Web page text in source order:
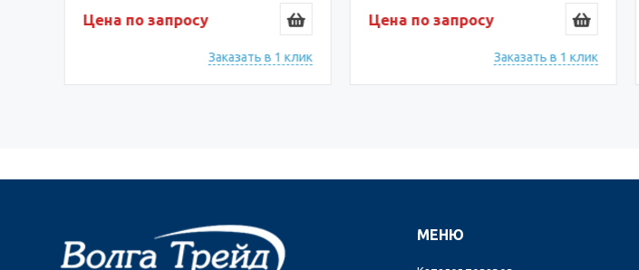
Цена по запросу
Заказать в 1 клик
Цена по запросу
Заказать в 1 клик
МЕНЮ